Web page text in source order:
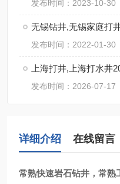
发布时间：2023-10-30
无锡钻井,无锡家庭打
发布时间：2022-01-30
上海打井,上海打水井
发布时间：2026-07-17
详细介绍 在线留言
常熟快速岩石钻井，常熟